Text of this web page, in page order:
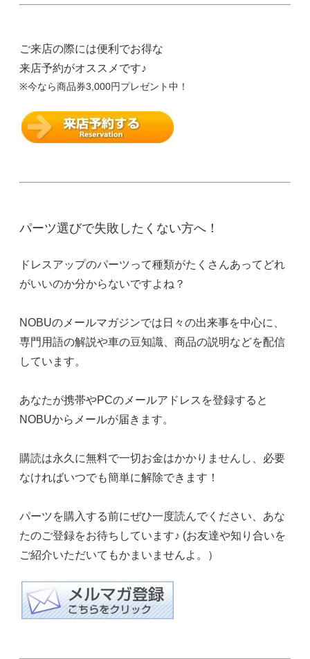
ご来店の際には便利でお得な
来店予約がオススメです♪
※今なら商品券3,000円プレゼント中！
パーツ選びで失敗したくない方へ！
ドレスアップのパーツって種類がたくさんあってどれ
がいいのか分からないですよね？
NOBUのメールマガジンでは日々の出来事を中心に、
専門用語の解説や車の豆知識、商品の説明などを配信
しています。
あなたが携帯やPCのメールアドレスを登録すると
NOBUからメールが届きます。
購読は永久に無料で一切お金はかかりませんし、必要
なければいつでも簡単に解除できます！
パーツを購入する前にぜひ一度読んでください、あな
たのご登録をお待ちしています♪ (お友達や知り合いを
ご紹介いただいてもかまいませんよ。）